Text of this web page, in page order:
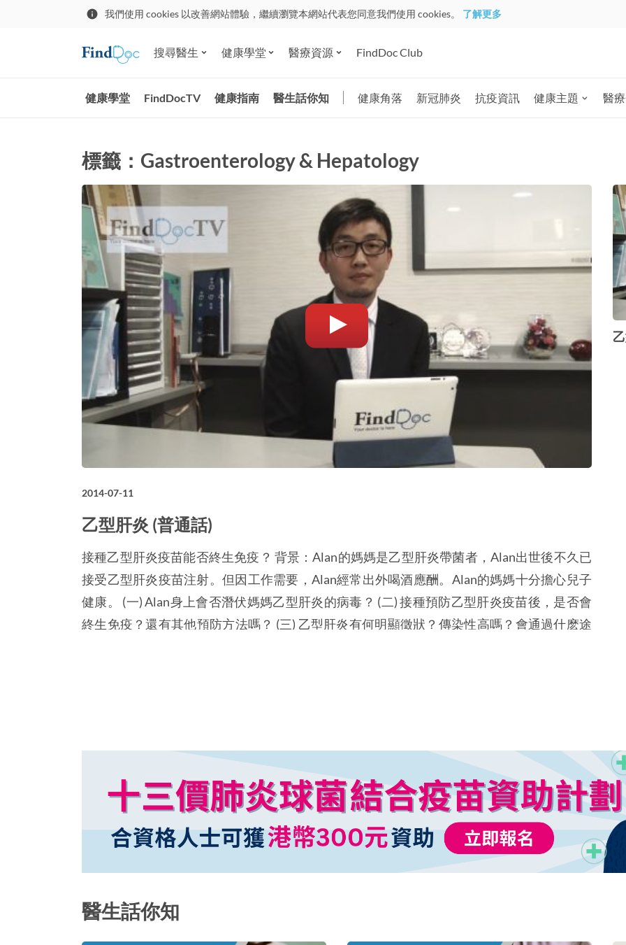
我們使用 cookies 以改善網站體驗，繼續瀏覽本網站代表您同意我們使用 cookies。 了解更多
搜尋醫生 健康學堂 醫療資源 FindDoc Club
健康學堂 FindDocTV 健康指南 醫生話你知 健康角落 新冠肺炎 抗疫資訊 健康主題 醫
標籤：Gastroenterology & Hepatology
2014-07-11
乙型肝炎 (普通話)
接種乙型肝炎疫苗能否終生免疫？ 背景：Alan的媽媽是乙型肝炎帶菌者，Alan出世後不久已
接受乙型肝炎疫苗注射。但因工作需要，Alan經常出外喝酒應酬。Alan的媽媽十分擔心兒子
健康。 (一) Alan身上會否潛伏媽媽乙型肝炎的病毒？ (二) 接種預防乙型肝炎疫苗後，是否會
終生免疫？還有其他預防方法嗎？ (三) 乙型肝炎有何明顯徵狀？傳染性高嗎？會通過什麽途
醫生話你知